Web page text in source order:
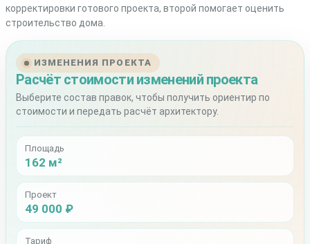
корректировки готового проекта, второй помогает оценить
строительство дома.
ИЗМЕНЕНИЯ ПРОЕКТА
Расчёт стоимости изменений проекта
Выберите состав правок, чтобы получить ориентир по
стоимости и передать расчёт архитектору.
Площадь
162 м²
Проект
49 000 ₽
Тариф